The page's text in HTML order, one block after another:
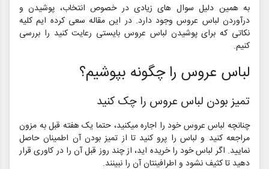
به همین دلیل سوال های زیادی در خصوص انتخاب، پوشیدن و
درآوردن لباس عروس وجود دارد. در این مقاله سعی کرده ایم کلیه
نکاتی که برای پوشیدن لباس عروس بایستی رعایت کنید را بررسی
کنیم.
لباس عروس را چگونه بپوشیم؟
تمیز بودن لباس عروس را چک کنید
چنانچه لباس عروس خود را اجاره میکنید، حتما یک هفته قبل به مزون
مراجعه کنید و لباس را پرو کنید تا از تمیز بودن آن اطمینان حاصل
نمایید. اگر لباس خود را خریده اید، از چند روز قبل آن را در کاوری قرار
دهید تا کثیف نشود و اطرافینتان آن را نبینند.